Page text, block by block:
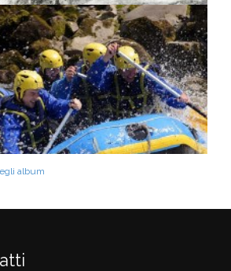
album